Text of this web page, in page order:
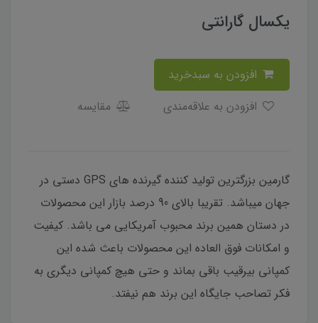
یکسال گارانتی
مقایسه
گارمین بزرگترین تولید کننده گیرنده های GPS دستی در
جهان میباشد. تقریبا بالای 90 درصد بازار این محصولات
در دستان همین برند محبوب آمریکایی می باشد. کیفیت
و امکانات فوق العاده این محصولات باعث شده این
کمپانی بیرقیب باقی بماند و حتی هیچ کمپانی دیگری به
فکر تصاحب جایگاه این برند هم نیفتد.